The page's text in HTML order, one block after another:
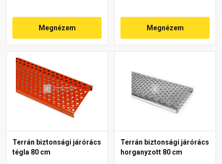
Megnézem Megnézem
Terrán biztonsági járórács
tégla 80 cm
Terrán biztonsági járórács
horganyzott 80 cm